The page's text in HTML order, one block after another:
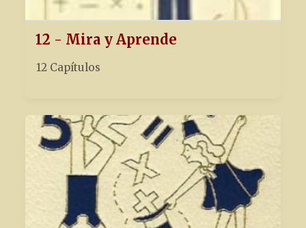
12 - Mira y Aprende
12 Capítulos